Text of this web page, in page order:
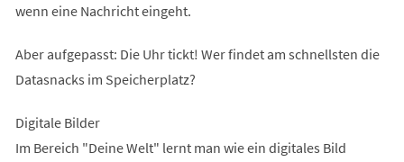
wenn eine Nachricht eingeht.
Aber aufgepasst: Die Uhr tickt! Wer findet am schnellsten die
Datasnacks im Speicherplatz?
Digitale Bilder
Im Bereich "Deine Welt" lernt man wie ein digitales Bild